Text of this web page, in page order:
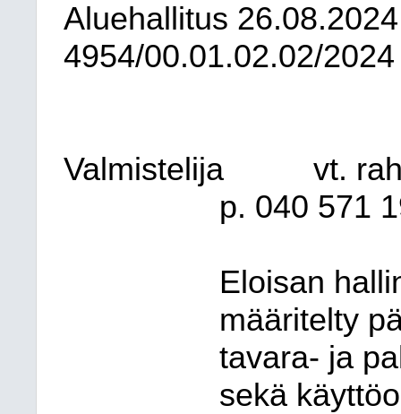
Aluehallitus 26.08.2024
4954/00.01.02.02/2024
Valmistelija
vt.
p. 040 571
Eloisan
määritelty
tavara- ja
sekä